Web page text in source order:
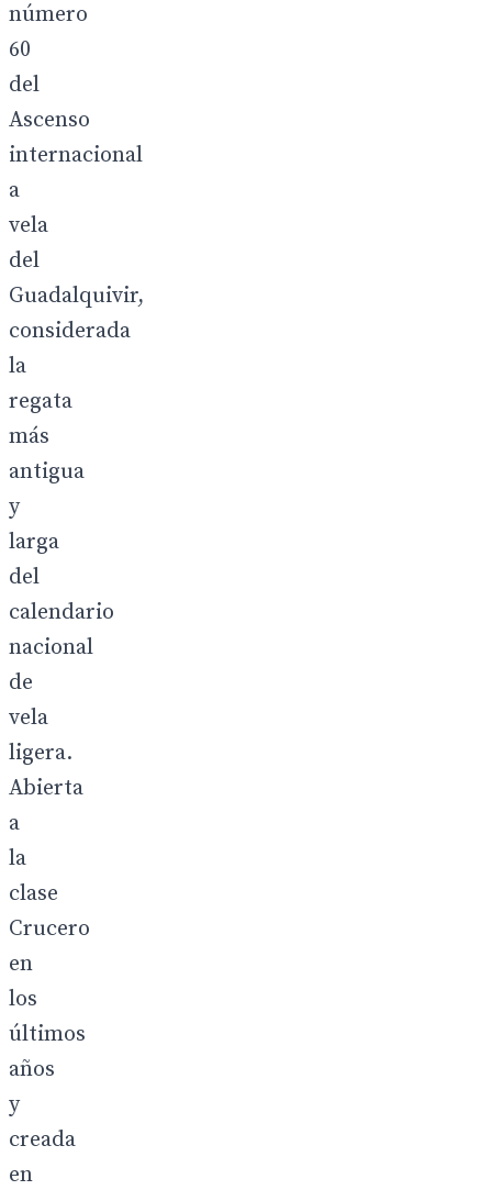
número
60
del
Ascenso
internacional
a
vela
del
Guadalquivir,
considerada
la
regata
más
antigua
y
larga
del
calendario
nacional
de
vela
ligera.
Abierta
a
la
clase
Crucero
en
los
últimos
años
y
creada
en